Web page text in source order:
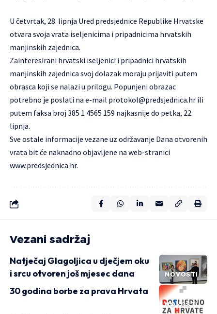
U četvrtak, 28. lipnja Ured predsjednice Republike Hrvatske
otvara svoja vrata iseljenicima i pripadnicima hrvatskih
manjinskih zajednica.
Zainteresirani hrvatski iseljenici i pripadnici hrvatskih
manjinskih zajednica svoj dolazak moraju prijaviti putem
obrasca koji se nalazi u prilogu. Popunjeni obrazac
potrebno je poslati na e-mail protokol@predsjednica.hr ili
putem faksa broj 385 1 4565 159 najkasnije do petka, 22.
lipnja.
Sve ostale informacije vezane uz održavanje Dana otvorenih
vrata bit će naknadno objavljene na web-stranici
www.predsjednica.hr.
Vezani sadržaj
NOVOSTI
Natječaj Glagoljica u dječjem oku
i srcu otvoren još mjesec dana
NOVOSTI
30 godina borbe za prava Hrvata